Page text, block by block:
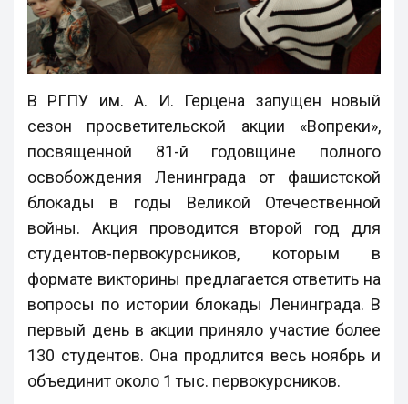
В РГПУ им. А. И. Герцена запущен новый
сезон просветительской акции «Вопреки»,
посвященной 81-й годовщине полного
освобождения Ленинграда от фашистской
блокады в годы Великой Отечественной
войны. Акция проводится второй год для
студентов-первокурсников, которым в
формате викторины предлагается ответить на
вопросы по истории блокады Ленинграда. В
первый день в акции приняло участие более
130 студентов. Она продлится весь ноябрь и
объединит около 1 тыс. первокурсников.